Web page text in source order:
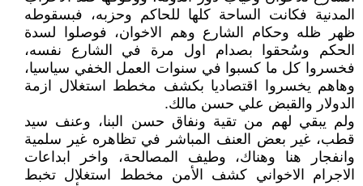
المدنية فكانت الساحة كلها للحاكم وحزبه، فبسقوطه
ظهر ظله وحكام الشارع وهم الاخوان، فوصلوا لسدة
الحكم وسُحقوا بصدام اول مرة في الشارع نفسه،
فخسروا كل ما كسبوا في سنوات العمل الخفي سياسيا،
وهاهم يخسروا اقتصاديا بكشف مخطط استغلال ازمة
الدولار والقبض علي حسن مالك.
ولم يبقي لهم من تقية ونفاق حسن البنا، وعنف سيد
قطب، غير بعض العنف المباشر في تظاهره غير سلمية
وانفجار هنا وهناك، وطيف المصالحة، واخر ابداعات
الاجرام الاخواني كشف الأمن مخطط استغلال تخبط